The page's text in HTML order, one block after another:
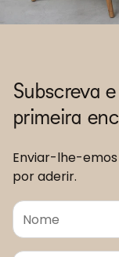
Subscreva
primeira
Enviar-lhe-
por aderir.